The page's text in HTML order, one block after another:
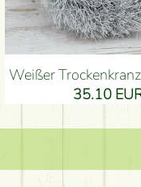
Weißer Trockenkranz ( 30 cm) -
35.10